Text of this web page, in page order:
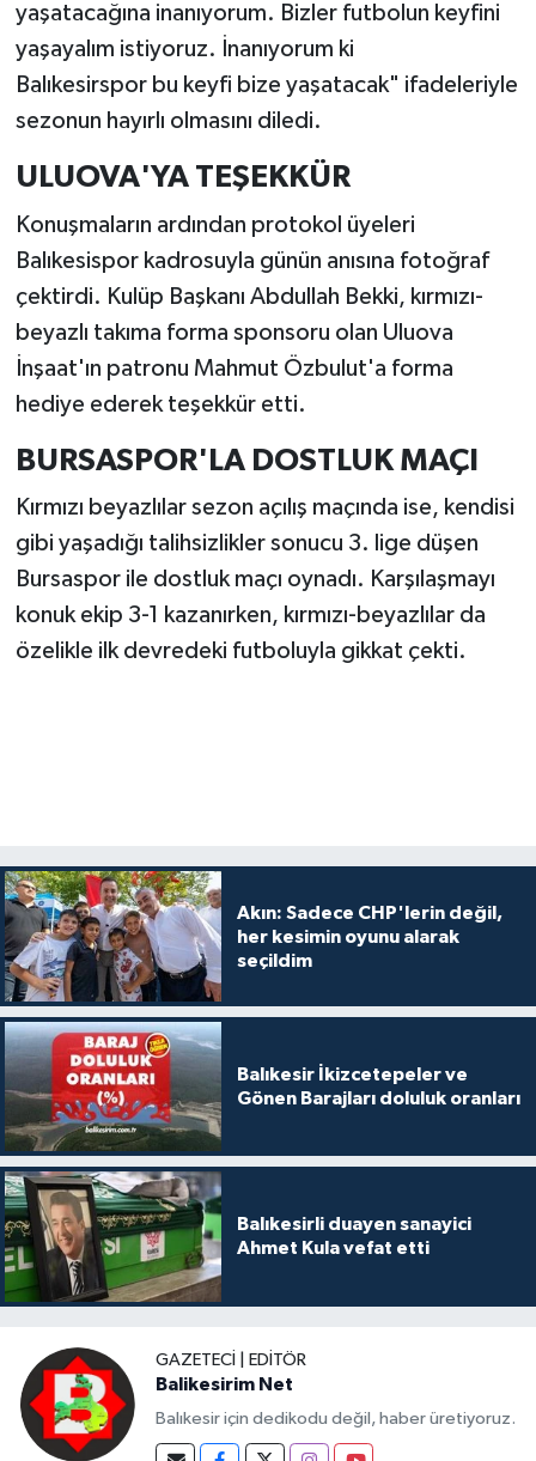
yaşatacağına inanıyorum. Bizler futbolun keyfini
yaşayalım istiyoruz. İnanıyorum ki
Balıkesirspor bu keyfi bize yaşatacak" ifadeleriyle
sezonun hayırlı olmasını diledi.
ULUOVA'YA TEŞEKKÜR
Konuşmaların ardından protokol üyeleri
Balıkesispor kadrosuyla günün anısına fotoğraf
çektirdi. Kulüp Başkanı Abdullah Bekki, kırmızı-
beyazlı takıma forma sponsoru olan Uluova
İnşaat'ın patronu Mahmut Özbulut'a forma
hediye ederek teşekkür etti.
BURSASPOR'LA DOSTLUK MAÇI
Kırmızı beyazlılar sezon açılış maçında ise, kendisi
gibi yaşadığı talihsizlikler sonucu 3. lige düşen
Bursaspor ile dostluk maçı oynadı. Karşılaşmayı
konuk ekip 3-1 kazanırken, kırmızı-beyazlılar da
özelikle ilk devredeki futboluyla gikkat çekti.
Akın: Sadece CHP'lerin değil,
her kesimin oyunu alarak
seçildim
Balıkesir İkizcetepeler ve
Gönen Barajları doluluk oranları
Balıkesirli duayen sanayici
Ahmet Kula vefat etti
GAZETECI | EDITÖR
Balikesirim Net
Balıkesir için dedikodu değil, haber üretiyoruz.